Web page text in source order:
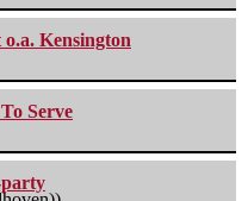
o.a. Kensington
Serve
party